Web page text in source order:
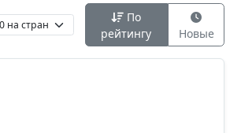
По
рейтингу
Новые